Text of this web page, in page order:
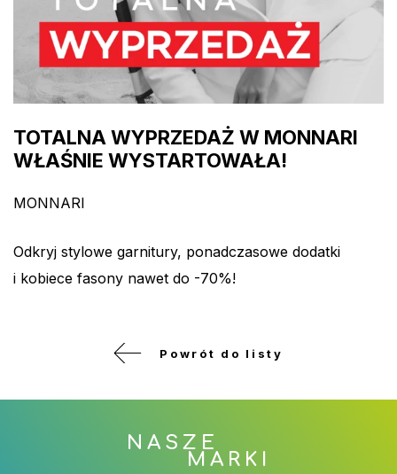
TOTALNA WYPRZEDAŻ W MONNARI
WŁAŚNIE WYSTARTOWAŁA!
MONNARI
Odkryj stylowe garnitury, ponadczasowe dodatki
i kobiece fasony nawet do -70%!
Powrót do listy
NASZE
MARKI